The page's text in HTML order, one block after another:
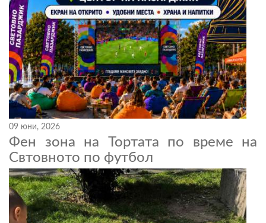
09 юни, 2026
Фен зона на Тортата по време на
Свтовното по футбол